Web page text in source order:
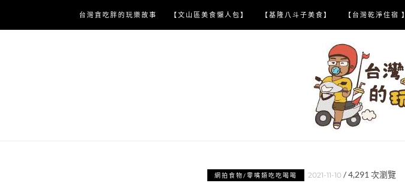
content
台灣貪吃胖的玩樂故事 【文山區美食懶人包】 【基隆八斗子美食】 【台灣乾淨住宿 】
網拍食物/零嘴類吃吃喝喝 2021-11-10 /4,291 次瀏覽